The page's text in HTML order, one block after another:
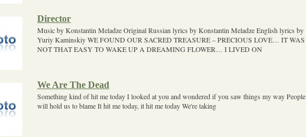
Director
Music by Konstantin Meladze Original Russian lyrics by Konstantin Meladze English lyrics by
Yuriy Kaminskiy WE FOUND OUR SACRED TREASURE – PRECIOUS LOVE… IT WAS
NOT THAT EASY TO WAKE UP A DREAMING FLOWER… I LIVED ON
We Are The Dead
Something kind of hit me today I looked at you and wondered if you saw things my way People
will hold us to blame It hit me today, it hit me today We're taking